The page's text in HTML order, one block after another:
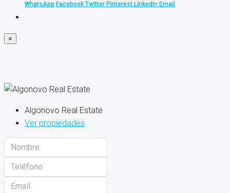
WhatsApp Facebook Twitter Pinterest Linkedin Email
×
Algonovo Real Estate
Ver propiedades